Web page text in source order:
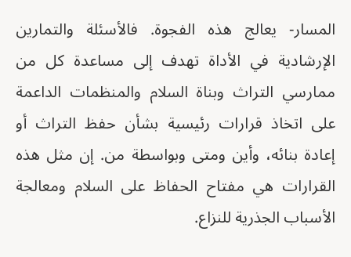
المسار- يعالج هذه الفجوة. فالأسئلة والتمارين
الإرشادية في الأداة تهدف إلى مساعدة كل من
ممارسي التراث وبناة السلام والمنظمات الداعمة
على اتخاذ قرارات رئيسية بشأن حفظ التراث أو
إعادة بنائه، وأين ومتى وبواسطة من. إن مثل هذه
القرارات هي مفتاح الحفاظ على السلام ومعالجة
الأسباب الجذرية للنزاع.